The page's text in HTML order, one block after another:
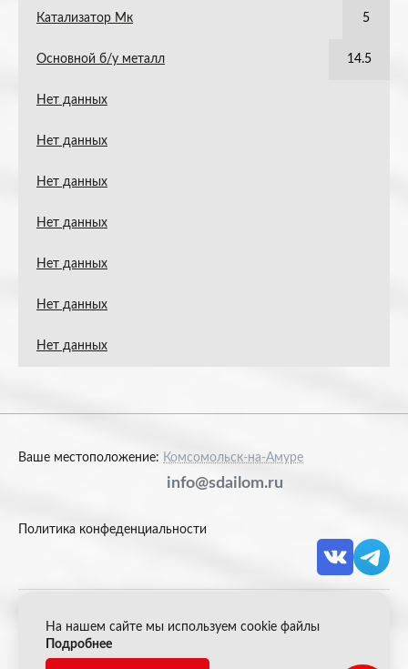
Катализатор Мк 5
Основной б/у металл 14.5
Нет данных
Нет данных
Нет данных
Нет данных
Нет данных
Нет данных
Нет данных
Ваше местоположение: Комсомольск-на-Амуре
info@sdailom.ru
Политика конфеденциальности
© 2026 Акрон Скрап
На нашем сайте мы используем cookie файлы
Подробнее